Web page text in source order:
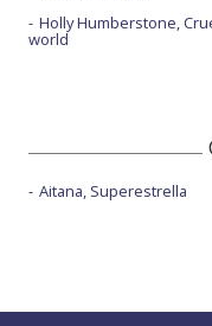
Holly Humberstone,
world
Aitana, Superestrella